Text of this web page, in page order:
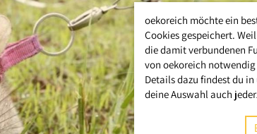
oekoreich möchte ein
Cookies gespeichert.
die damit verbundenen
von oekoreich
Details dazu findest du in
deine Auswahl auch